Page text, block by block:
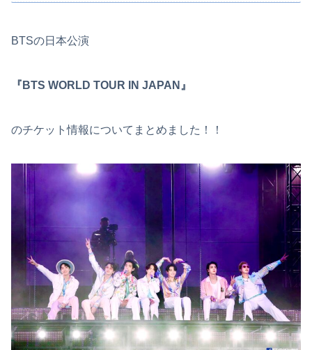
BTSの日本公演
『BTS WORLD TOUR IN JAPAN』
のチケット情報についてまとめました！！